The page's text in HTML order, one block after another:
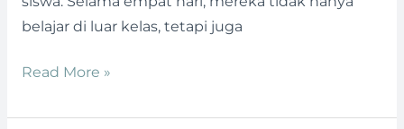
belajar di luar kelas, tetapi juga
Read More »